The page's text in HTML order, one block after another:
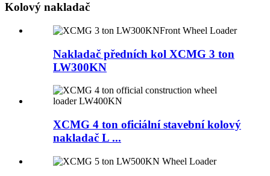
Kolový nakladač
Nakladač předních kol XCMG 3 ton
LW300KN
XCMG 4 ton oficiální stavební kolový
nakladač L ...